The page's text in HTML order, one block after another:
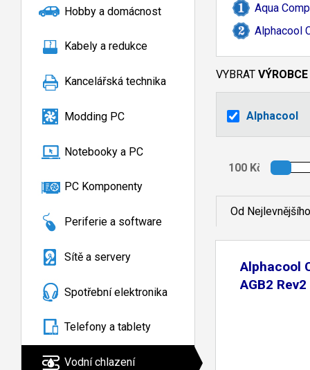
Hobby a domácnost
Kabely a redukce
Kancelářská technika
Modding PC
Notebooky a PC
PC Komponenty
Periferie a software
Sítě a servery
Spotřební elektronika
Telefony a tablety
Vodní chlazení
Aqua
Alphacool
VYBRAT VÝROBCE
Alphacool
Od Nejlevnějšího
Alphacool
AGB2